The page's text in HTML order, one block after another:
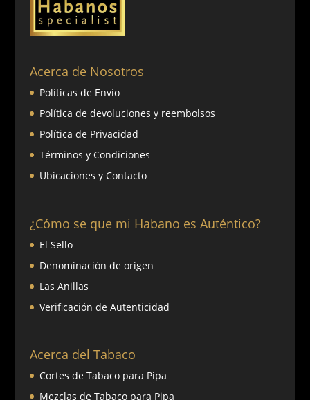
Acerca de Nosotros
Políticas de Envío
Política de devoluciones y reembolsos
Política de Privacidad
Términos y Condiciones
Ubicaciones y Contacto
¿Cómo se que mi Habano es Auténtico?
El Sello
Denominación de origen
Las Anillas
Verificación de Autenticidad
Acerca del Tabaco
Cortes de Tabaco para Pipa
Mezclas de Tabaco para Pipa